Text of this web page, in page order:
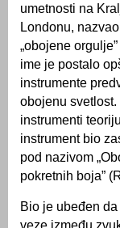
umetnosti na
Londonu,
„obojene
ime je postalo
instrumente
obojenu
instrumenti
instrument bio
pod nazivom
pokretnih boja”
Bio je ubeđen
veze između